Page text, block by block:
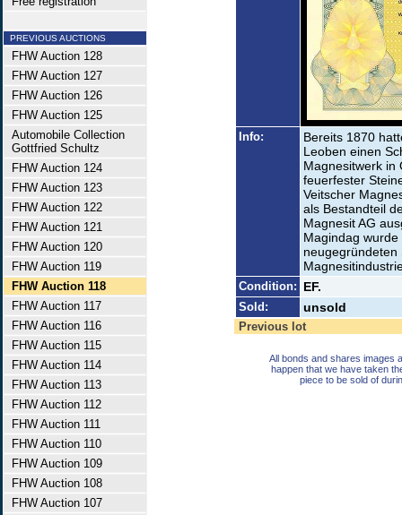
PREVIOUS AUCTIONS
FHW Auction 128
FHW Auction 127
FHW Auction 126
FHW Auction 125
Automobile Collection
Gottfried Schultz
FHW Auction 124
FHW Auction 123
FHW Auction 122
FHW Auction 121
FHW Auction 120
FHW Auction 119
FHW Auction 118
FHW Auction 117
FHW Auction 116
FHW Auction 115
FHW Auction 114
FHW Auction 113
FHW Auction 112
FHW Auction 111
FHW Auction 110
FHW Auction 109
FHW Auction 108
FHW Auction 107
Info:
Bereits 1870
Leoben einen
Magnesitwerk in
feuerfester
Veitscher
als Bestandteil
Magnesit AG
Magindag
neugegründeten
Condition: EF.
Sold: unsold
Previous lot
All bonds and shares images
happen that we have taken
piece to be sold of